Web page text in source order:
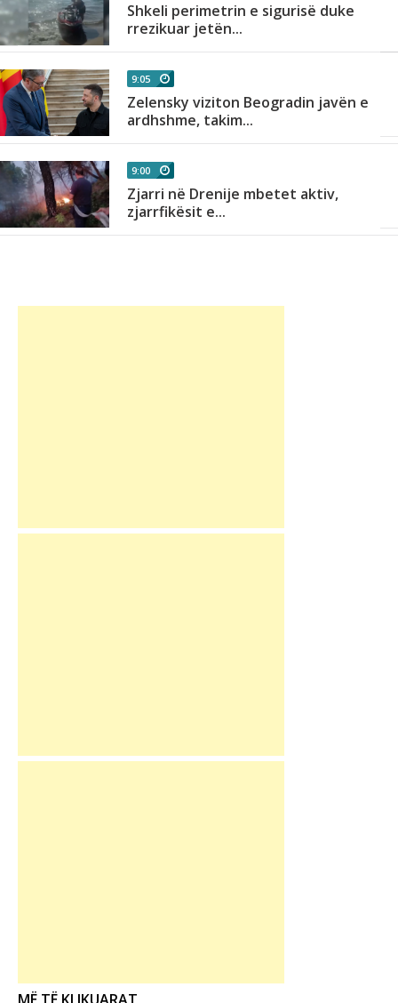
Shkeli perimetrin e sigurisë duke
rrezikuar jetën...
9:05
Zelensky viziton Beogradin javën e
ardhshme, takim...
9:00
Zjarri në Drenije mbetet aktiv,
zjarrfikësit e...